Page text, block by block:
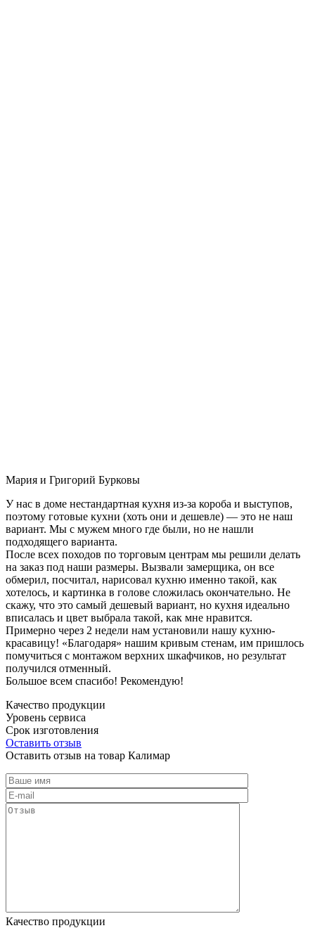
Мария и Григорий Бурковы
У нас в доме нестандартная кухня из-за короба и выступов,
поэтому готовые кухни (хоть они и дешевле) — это не наш
вариант. Мы с мужем много где были, но не нашли
подходящего варианта.
После всех походов по торговым центрам мы решили делать
на заказ под наши размеры. Вызвали замерщика, он все
обмерил, посчитал, нарисовал кухню именно такой, как
хотелось, и картинка в голове сложилась окончательно. Не
скажу, что это самый дешевый вариант, но кухня идеально
вписалась и цвет выбрала такой, как мне нравится.
Примерно через 2 недели нам установили нашу кухню-
красавицу! «Благодаря» нашим кривым стенам, им пришлось
помучиться с монтажом верхних шкафчиков, но результат
получился отменный.
Большое всем спасибо! Рекомендую!
Качество продукции
Уровень сервиса
Срок изготовления
Оставить отзыв
Оставить отзыв на товар Калимар
Качество продукции